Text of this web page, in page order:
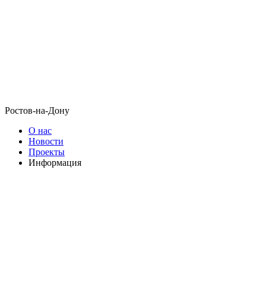
Ростов-на-Дону
О нас
Новости
Проекты
Информация